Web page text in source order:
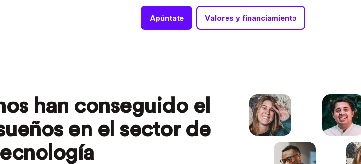
Apúntate Valores y financiamiento
han conseguido el
en el sector de